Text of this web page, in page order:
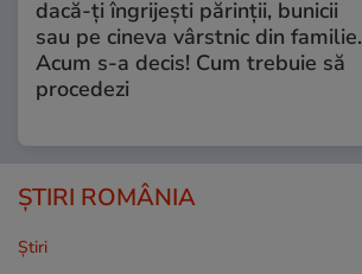
dacă-ți îngrijești părinții, bunicii
sau pe cineva vârstnic din familie.
Acum s-a decis! Cum trebuie să
procedezi
ȘTIRI ROMÂNIA
Ştiri